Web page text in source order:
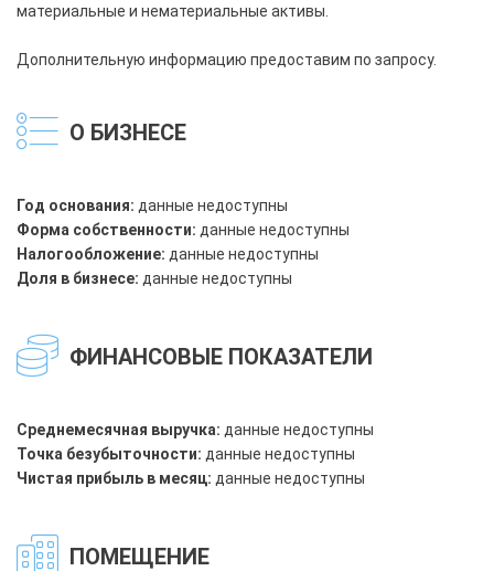
материальные и нематериальные активы.
Дополнительную информацию предоставим по запросу.
О БИЗНЕСЕ
Год основания: данные недоступны
Форма собственности: данные недоступны
Налогообложение: данные недоступны
Доля в бизнесе: данные недоступны
ФИНАНСОВЫЕ ПОКАЗАТЕЛИ
Среднемесячная выручка: данные недоступны
Точка безубыточности: данные недоступны
Чистая прибыль в месяц: данные недоступны
ПОМЕЩЕНИЕ